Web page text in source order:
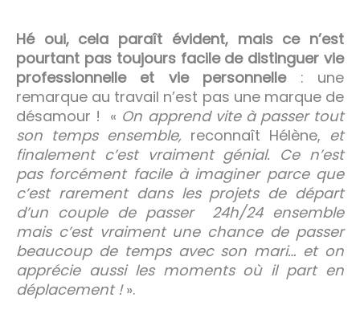
Hé oui, cela paraît évident, mais ce n’est
pourtant pas toujours facile de distinguer vie
professionnelle et vie personnelle: une
remarque au travail n’est pas une marque de
désamour ! « On apprend vite à passer tout
son temps ensemble, reconnaît Hélène, et
finalement c’est vraiment génial. Ce n’est
pas forcément facile à imaginer parce que
c’est rarement dans les projets de départ
d’un couple de passer 24h/24 ensemble
mais c’est vraiment une chance de passer
beaucoup de temps avec son mari… et on
apprécie aussi les moments où il part en
déplacement !».